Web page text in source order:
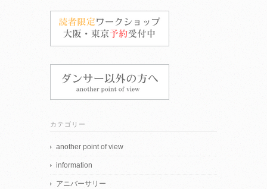
カテゴリー
another point of view
information
アニバーサリー